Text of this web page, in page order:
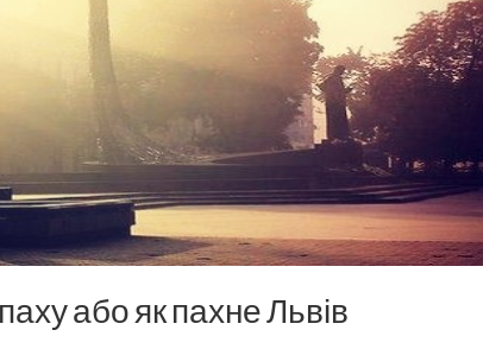
або як пахне Львів